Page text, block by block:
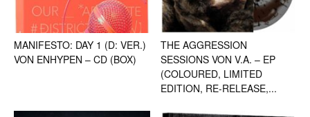
MANIFESTO: DAY 1 (D: VER.)
VON ENHYPEN – CD (BOX)
THE AGGRESSION
SESSIONS VON V.A. – EP
(COLOURED, LIMITED
EDITION, RE-RELEASE,...